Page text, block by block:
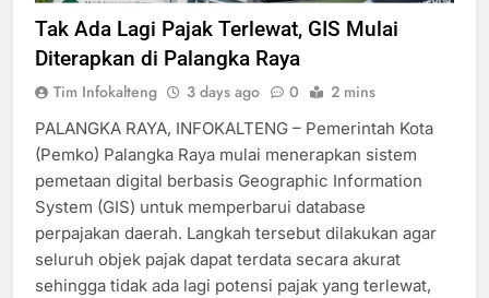
Tak Ada Lagi Pajak Terlewat, GIS Mulai
Diterapkan di Palangka Raya
Tim Infokalteng 3 days ago 0 2 mins
PALANGKA RAYA, INFOKALTENG – Pemerintah Kota
(Pemko) Palangka Raya mulai menerapkan sistem
pemetaan digital berbasis Geographic Information
System (GIS) untuk memperbarui database
perpajakan daerah. Langkah tersebut dilakukan agar
seluruh objek pajak dapat terdata secara akurat
sehingga tidak ada lagi potensi pajak yang terlewat,